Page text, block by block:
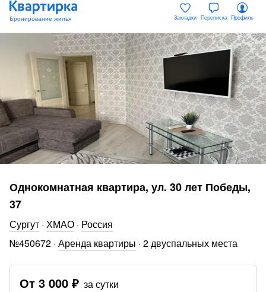
Закладки Переписка Профиль
Однокомнатная квартира, ул. 30 лет Победы,
37
Сургут · ХМАО · Россия
№450672 · Аренда квартиры · 2 двуспальных места
От 3 000 ₽ за сутки